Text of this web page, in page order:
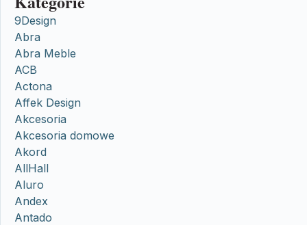
9Design
Abra
Abra Meble
ACB
Actona
Affek Design
Akcesoria
Akcesoria domowe
Akord
AllHall
Aluro
Andex
Antado